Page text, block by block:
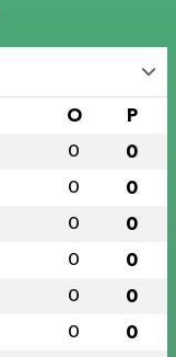
O P
0 0
0 0
0 0
0 0
0 0
0 0